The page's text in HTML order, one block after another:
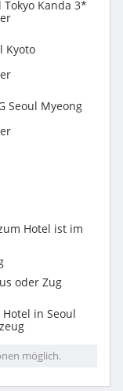
Kanda 3*
Kyoto
Seoul Myeong
Hotel ist im
oder Zug
in Seoul
möglich.